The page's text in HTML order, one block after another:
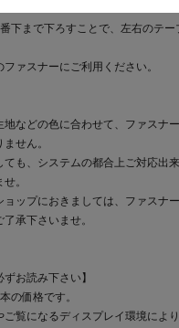
下まで下ろすことで、左右のテー
ァスナーにご利用ください。
などの色に合わせて、ファスナ
せん。
ても、システムの都合上ご対応出
。
ップにおきましては、ファスナ
承下さいませ。
ずお読み下さい】
の価格です。
ご覧になるディスプレイ環境によ